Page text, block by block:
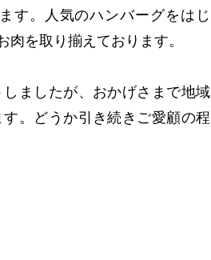
す。人気のハンバーグをはじ
を取り揃えております。
ましたが、おかげさまで地域
。どうか引き続きご愛顧の程